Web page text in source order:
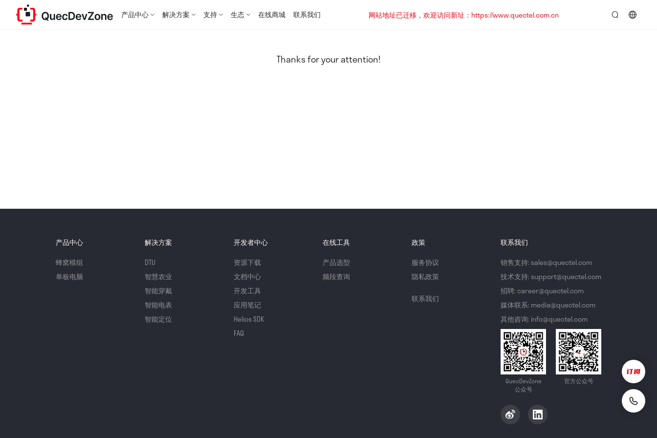
产品中心 解决方案 支持 生态 在线商城 联系我们
网站地址已迁移，欢迎访问新址：https://www.quectel.com.cn
Thanks for your attention!
产品中心
蜂窝模组
单板电脑
解决方案
DTU
智慧农业
智能穿戴
智能电表
智能定位
开发者中心
资源下载
文档中心
开发工具
应用笔记
Helios SDK
FAQ
在线工具
产品选型
频段查询
政策
服务协议
隐私政策
联系我们
联系我们
销售支持: sales@quectel.com
技术支持: support@quectel.com
招聘: career@quectel.com
媒体联系: media@quectel.com
其他咨询: info@quectel.com
QuecDevZone
公众号
官方公众号